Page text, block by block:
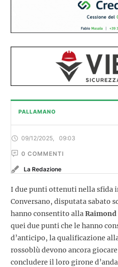
PALLAMANO
09/12/2025 09:03
0 COMMENTI
La Redazione
I due punti ottenuti nella sfida
Conversano, disputata sabato
hanno consentito allaRaimond
quei due punti che le hanno
d’anticipo, la qualificazione
rossoblù devono ancora
concludere il loro girone